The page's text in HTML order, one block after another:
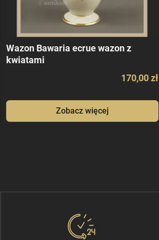
Wazon Bawaria ecrue wazon z
kwiatami
170,00 zł
Zobacz więcej